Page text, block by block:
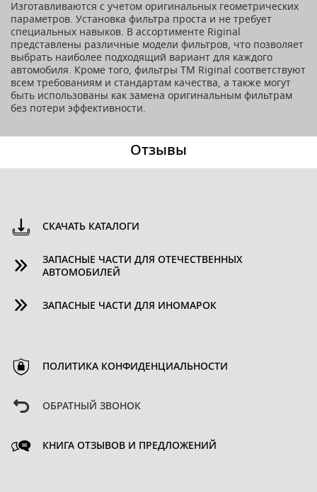
Изготавливаются с учетом оригинальных геометрических
параметров. Установка фильтра проста и не требует
специальных навыков. В ассортименте Riginal
представлены различные модели фильтров, что позволяет
выбрать наиболее подходящий вариант для каждого
автомобиля. Кроме того, фильтры ТМ Riginal соответствуют
всем требованиям и стандартам качества, а также могут
быть использованы как замена оригинальным фильтрам
без потери эффективности.
Отзывы
СКАЧАТЬ КАТАЛОГИ
ЗАПАСНЫЕ ЧАСТИ ДЛЯ ОТЕЧЕСТВЕННЫХ
АВТОМОБИЛЕЙ
ЗАПАСНЫЕ ЧАСТИ ДЛЯ ИНОМАРОК
ПОЛИТИКА КОНФИДЕНЦИАЛЬНОСТИ
ОБРАТНЫЙ ЗВОНОК
КНИГА ОТЗЫВОВ И ПРЕДЛОЖЕНИЙ